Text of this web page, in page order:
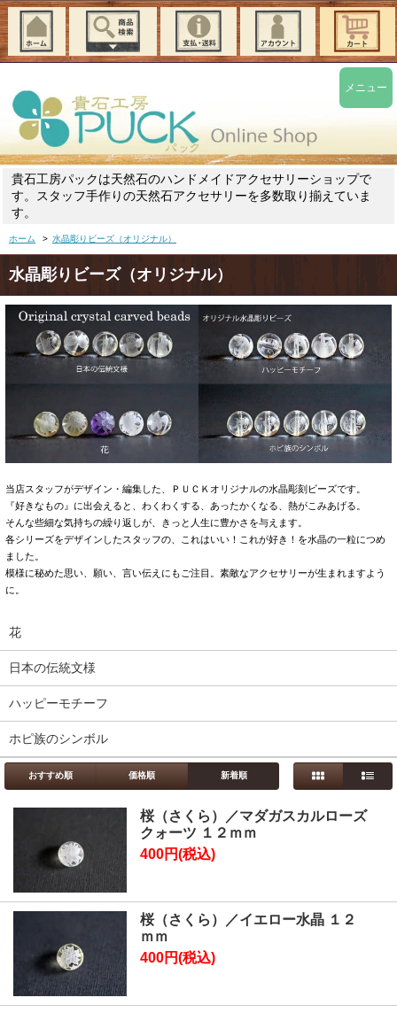
貴石工房パックは天然石のハンドメイドアクセサリーショップで
す。スタッフ手作りの天然石アクセサリーを多数取り揃えていま
す。
ホーム > 水晶彫りビーズ（オリジナル）
水晶彫りビーズ（オリジナル）
当店スタッフがデザイン・編集した、ＰＵＣＫオリジナルの水晶彫刻ビーズです。
『好きなもの』に出会えると、わくわくする、あったかくなる、熱がこみあげる。
そんな些細な気持ちの繰り返しが、きっと人生に豊かさを与えます。
各シリーズをデザインしたスタッフの、これはいい！これが好き！を水晶の一粒につめ
ました。
模様に秘めた思い、願い、言い伝えにもご注目。素敵なアクセサリーが生まれますよう
に。
花
日本の伝統文様
ハッピーモチーフ
ホピ族のシンボル
おすすめ順 価格順 新着順
桜（さくら）／マダガスカルローズ
クォーツ １２ｍｍ
400円(税込)
桜（さくら）／イエロー水晶 １２
ｍｍ
400円(税込)
メニュー